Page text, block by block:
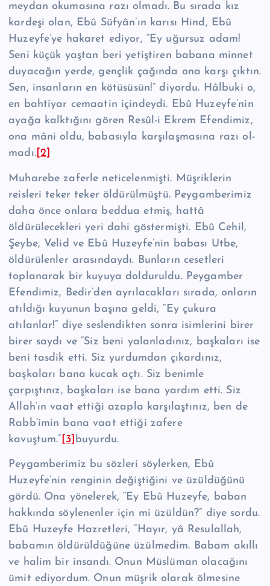
meydan okumasına razı olmadı. Bu sırada kız
kardeşi olan, Ebû Süfyân’ın karısı Hind, Ebû
Huzeyfe’ye hakaret ediyor, “Ey uğursuz adam!
Seni küçük yaştan beri yetiştiren babana minnet
duyacağın yer­de, gençlik çağında ona karşı çıktın.
Sen, insanların en kötüsüsün!” diyordu. Hâlbuki o,
en bahtiyar cemaatin içindeydi. Ebû Huzeyfe’nin
ayağa kalktığını gören Resûl-i Ekrem Efendimiz,
ona mâni oldu, babasıyla karşılaşmasına razı ol­
madı.[2]
Muharebe zaferle neticelenmişti. Müşriklerin
reisleri teker teker öldürül­müştü. Peygamberimiz
daha önce onlara beddua etmiş, hattâ
öldürülecekleri yeri dahi göstermişti. Ebû Cehil,
Şeybe, Velid ve Ebû Huzeyfe’nin babası Utbe,
öldürülenler arasındaydı. Bunların cesetleri
toplanarak bir kuyuya dolduruldu. Peygamber
Efendimiz, Bedir’den ayrılacakları sırada, onların
atıldığı kuyunun başına geldi, “Ey çukura
atılanlar!” diye seslendikten sonra isimlerini birer
birer saydı ve “Siz beni yalanladınız, başkaları ise
beni tasdik etti. Siz yurdumdan çı­kardınız,
başkaları bana kucak açtı. Siz benimle
çarpıştınız, başkaları ise bana yardım etti. Siz
Allah’ın vaat ettiği azapla karşılaştınız, ben de
Rabb’imin bana vaat ettiği zafere
kavuştum.” [3] buyurdu.
Peygamberimiz bu sözleri söylerken, Ebû
Huzeyfe’nin renginin değiştiğini ve üzüldü­ğünü
gördü. Ona yönelerek, “Ey Ebû Huzeyfe, baban
hakkında söyle­nenler için mi üzül­dün?” diye sordu.
Ebû Huzeyfe Hazretleri, “Hayır, yâ Resulallah,
babamın öldürül­düğüne üzülmedim. Babam akıllı
ve halim bir insandı. Onun Müslüman olacağını
ümit ediyordum. Onun müşrik olarak ölmesine